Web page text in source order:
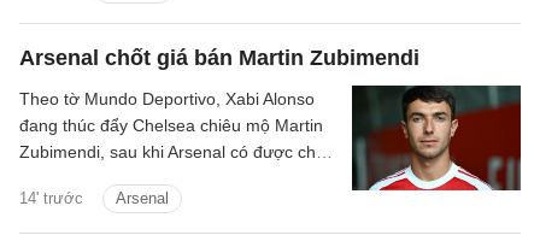
Arsenal chốt giá bán Martin Zubimendi
14' trước Arsenal
Theo tờ Mundo Deportivo, Xabi Alonso
đang thúc đẩy Chelsea chiêu mộ Martin
Zubimendi, sau khi Arsenal có được chữ